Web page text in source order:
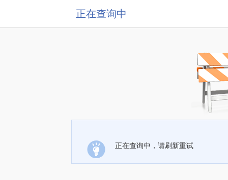
正在查询中
正在查询中，请刷新重试